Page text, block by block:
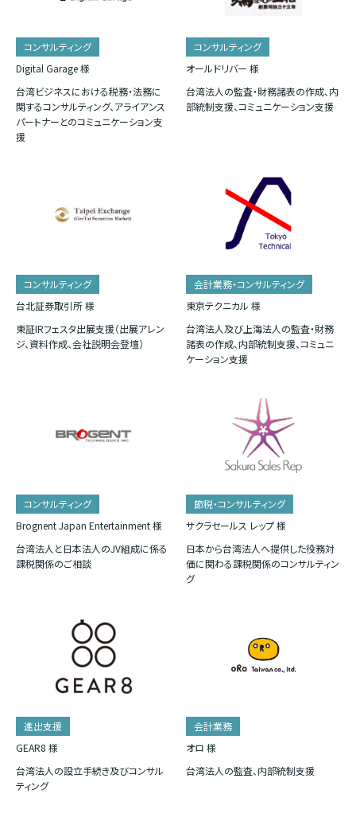
コンサルティング
Digital Garage 様
台湾ビジネスにおける税務・法務に
関するコンサルティング、アライアンス
パートナーとのコミュニケーション支
援
コンサルティング
オールドリバー 様
台湾法人の監査・財務諸表の作成、内
部統制支援、コミュニケーション支援
コンサルティング
台北証券取引所 様
東証IRフェスタ出展支援（出展アレン
ジ、資料作成、会社説明会登壇）
会計業務・コンサルティング
東京テクニカル 様
台湾法人及び上海法人の監査・財務
諸表の作成、内部統制支援、コミュニ
ケーション支援
コンサルティング
Brognent Japan Entertainment 様
台湾法人と日本法人のJV組成に係る
課税関係のご相談
節税・コンサルティング
サクラセールス レップ 様
日本から台湾法人へ提供した役務対
価に関わる課税関係のコンサルティン
グ
進出支援
GEAR8 様
台湾法人の設立手続き及びコンサル
ティング
会計業務
オロ 様
台湾法人の監査、内部統制支援